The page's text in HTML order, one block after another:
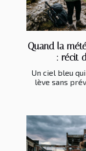
Quand la
: récit
Un ciel bleu
lève sans